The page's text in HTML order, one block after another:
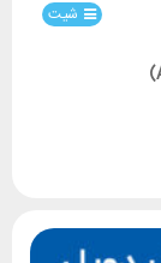
شیت